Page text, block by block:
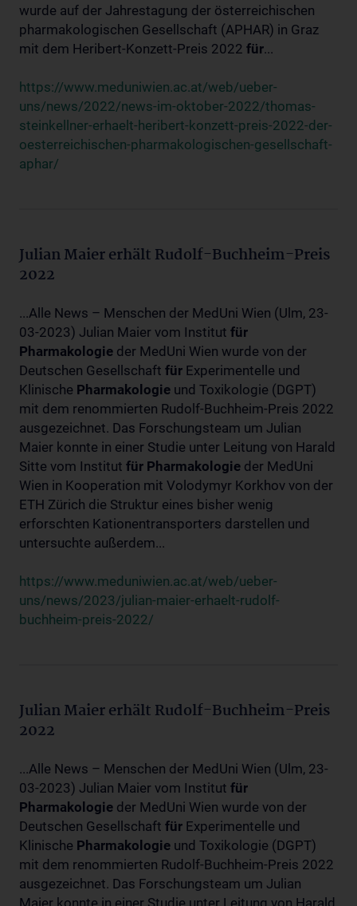
wurde auf der Jahrestagung der österreichischen
pharmakologischen Gesellschaft (APHAR) in Graz
mit dem Heribert-Konzett-Preis 2022 für...
https://www.meduniwien.ac.at/web/ueber-
uns/news/2022/news-im-oktober-2022/thomas-
steinkellner-erhaelt-heribert-konzett-preis-2022-der-
oesterreichischen-pharmakologischen-gesellschaft-
aphar/
Julian Maier erhält Rudolf-Buchheim-Preis
2022
...Alle News – Menschen der MedUni Wien (Ulm, 23-
03-2023) Julian Maier vom Institut für
Pharmakologie der MedUni Wien wurde von der
Deutschen Gesellschaft für Experimentelle und
Klinische Pharmakologie und Toxikologie (DGPT)
mit dem renommierten Rudolf-Buchheim-Preis 2022
ausgezeichnet. Das Forschungsteam um Julian
Maier konnte in einer Studie unter Leitung von Harald
Sitte vom Institut für Pharmakologie der MedUni
Wien in Kooperation mit Volodymyr Korkhov von der
ETH Zürich die Struktur eines bisher wenig
erforschten Kationentransporters darstellen und
untersuchte außerdem...
https://www.meduniwien.ac.at/web/ueber-
uns/news/2023/julian-maier-erhaelt-rudolf-
buchheim-preis-2022/
Julian Maier erhält Rudolf-Buchheim-Preis
2022
...Alle News – Menschen der MedUni Wien (Ulm, 23-
03-2023) Julian Maier vom Institut für
Pharmakologie der MedUni Wien wurde von der
Deutschen Gesellschaft für Experimentelle und
Klinische Pharmakologie und Toxikologie (DGPT)
mit dem renommierten Rudolf-Buchheim-Preis 2022
ausgezeichnet. Das Forschungsteam um Julian
Maier konnte in einer Studie unter Leitung von Harald